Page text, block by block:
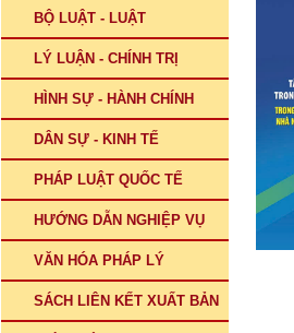
BỘ LUẬT - LUẬT
LÝ LUẬN - CHÍNH TRỊ
HÌNH SỰ - HÀNH CHÍNH
DÂN SỰ - KINH TẾ
PHÁP LUẬT QUỐC TẾ
HƯỚNG DẪN NGHIỆP VỤ
VĂN HÓA PHÁP LÝ
SÁCH LIÊN KẾT XUẤT BẢN